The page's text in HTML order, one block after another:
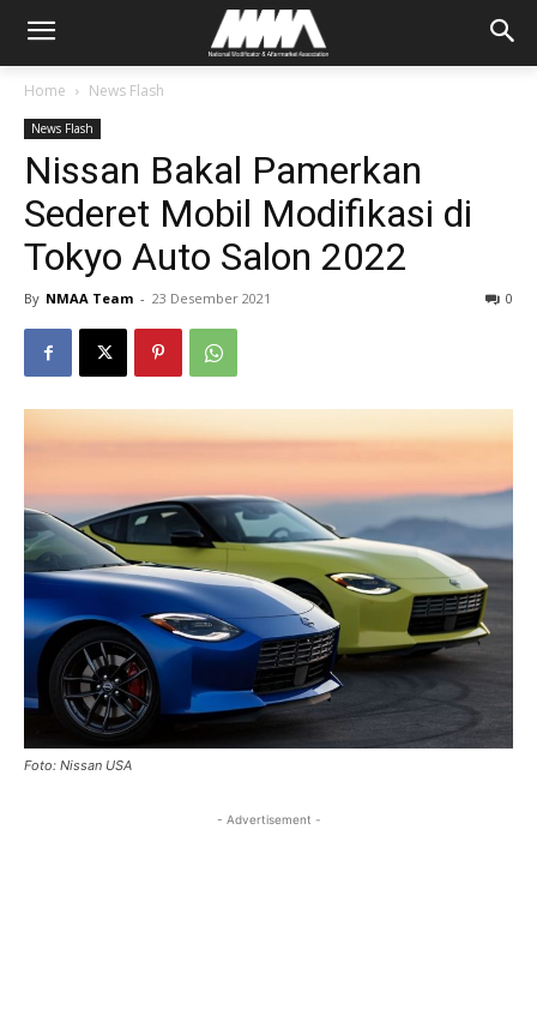
Home News Flash
News Flash
Nissan Bakal Pamerkan
Sederet Mobil Modifikasi di
Tokyo Auto Salon 2022
By NMAA Team - 23 Desember 2021 0
Foto: Nissan USA
- Advertisement -